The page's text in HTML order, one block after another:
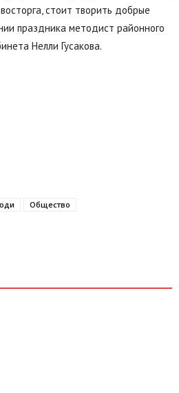
стоит творить добрые
праздника методист районного
Нелли Гусакова.
Общество